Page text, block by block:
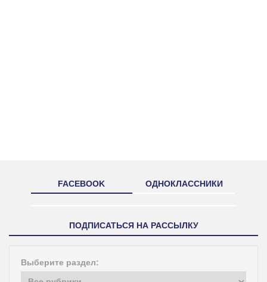
FACEBOOK ОДНОКЛАССНИКИ
ПОДПИСАТЬСЯ НА РАССЫЛКУ
Выберите раздел: